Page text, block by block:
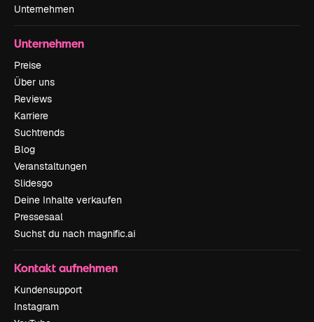
Unternehmen
Unternehmen
Preise
Über uns
Reviews
Karriere
Suchtrends
Blog
Veranstaltungen
Slidesgo
Deine Inhalte verkaufen
Pressesaal
Suchst du nach magnific.ai
Kontakt aufnehmen
Kundensupport
Instagram